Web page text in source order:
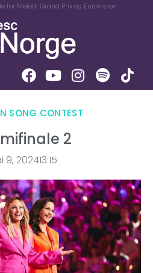
for Melodi Grand Prix og Eurovision
SONG CONTEST
2
9, 202413:15